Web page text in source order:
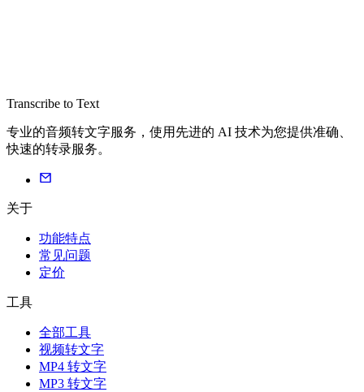
Transcribe to Text
专业的音频转文字服务，使用先进的 AI 技术为您提供准确、
快速的转录服务。
关于
功能特点
常见问题
定价
工具
全部工具
视频转文字
MP4 转文字
MP3 转文字